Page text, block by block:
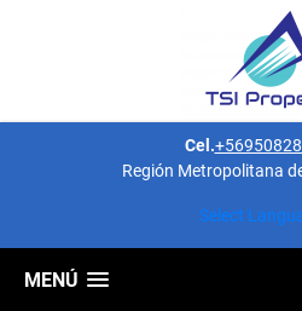
Cel.
Región Metropolitana
Select
MENÚ